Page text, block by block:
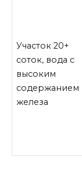
Участок 20+
соток, вода с
высоким
содержанием
железа